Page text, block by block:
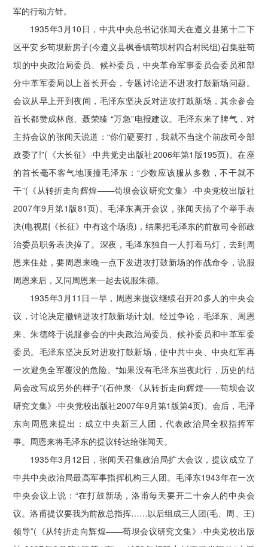
军的行动方针。
1935年3月10日，中共中央总书记张闻天在遵义县第十二下
区平安乡苟坝新房子(今遵义县枫香镇苟坝村四合村民组)召集驻苟
坝的中央政治局委员、候补委员，中央革命军事委员会委员和部
分中革军委局以上首长开会，专题讨论进不进攻打鼓新场问题。
会议从早上开到夜间，毛泽东坚决反对进攻打鼓新场，其余参会
首长都赞成林彪、聂荣臻 “万急”电报建议。毛泽东来了脾气，对
主持会议的张闻天说道：“你们硬要打，我就不当这个前敌司令部
政委了!”(《大长征》·中共党史出版社2006年第1版195页)。在座
的首长毫不客气地顶撞毛泽东：“少数应该服从多数，不干就不
干”(《从转折走向辉煌——苟坝会议研究文集》·中央党校出版社
2007年9月第1版81页)。毛泽东离开会议，张闻天搞了个举手表
决(电视剧《长征》中有这个场境)，结果把毛泽东的前敌司令部政
治委员职务表决掉了。深夜，毛泽东独自一人打着马灯，去到周
恩来住处，要周恩来晚一点下发进攻打鼓新场的作战命令，说服
周恩来后，又同周恩来一起去说服朱德。
1935年3月11日一早，周恩来提议继续召开20多人的中央会
议，讨论决定撤销进攻打鼓新场计划。经过争论，毛泽东、周恩
来、朱德终于说服参会的中央政治局委员、候补委员和中革军委
委员。毛泽东坚决反对进攻打鼓新场，使中共中央、中央红军再
一次避免全军覆没的危险。“如果没有毛泽东当夜此行，历史的结
局会改写成另外的样子”(石仲泉·《从转折走向辉煌——苟坝会议
研究文集》·中央党校出版社2007年9月第1版第4页)。会后，毛泽
东向周恩来提出：成立中央新三人团，代表政治局全权指挥军
事。周恩来将毛泽东的提议转达给张闻天。
1935年3月12日，张闻天召集政治局扩大会议，提议成立了
中共中央政治局最高军事指挥机构三人团。毛泽东1943年在一次
中央会议上说：“在打鼓新场，洛甫每天要开二十余人的中央会
议。洛甫提议要我为前敌总指挥……以后组成三人团(毛、周、王)
领导”(《从转折走向辉煌——苟坝会议研究文集》·中央党校出版